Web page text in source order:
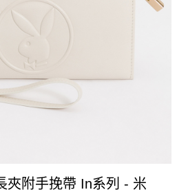
夾附手挽帶 In系列 - 米